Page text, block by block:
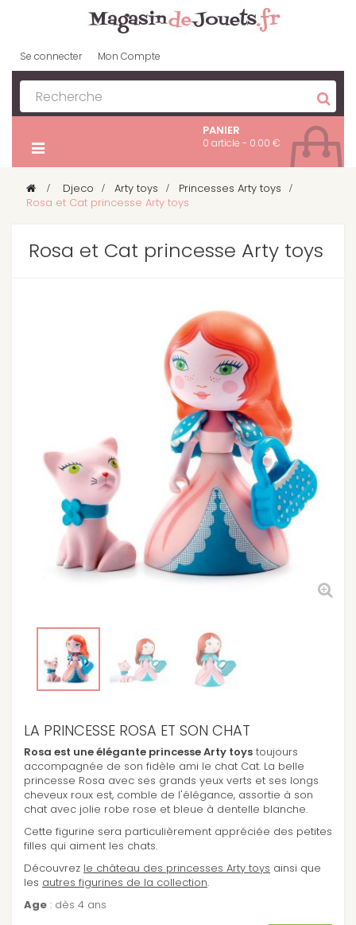
Se connecter Mon Compte
PANIER
0 article - 0.00 €
> Djeco > Arty toys > Princesses Arty toys >
Rosa et Cat princesse Arty toys
Rosa et Cat princesse Arty toys
LA PRINCESSE ROSA ET SON CHAT
Rosa est une élégante princesse Arty toys toujours
accompagnée de son fidèle ami le chat Cat. La belle
princesse Rosa avec ses grands yeux verts et ses longs
cheveux roux est, comble de l'élégance, assortie à son
chat avec jolie robe rose et bleue à dentelle blanche.
Cette figurine sera particulièrement appréciée des petites
filles qui aiment les chats.
Découvrez le château des princesses Arty toys ainsi que
les autres figurines de la collection.
Age : dès 4 ans